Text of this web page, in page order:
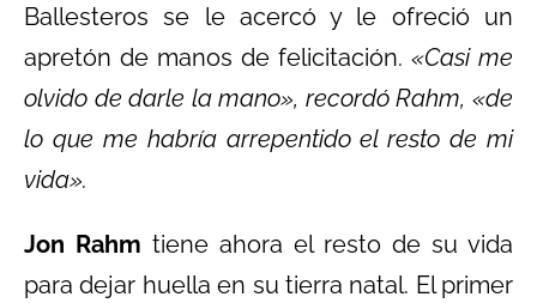
Ballesteros se le acercó y le ofreció un
apretón de manos de felicitación. «Casi me
olvido de darle la mano», recordó Rahm, «de
lo que me habría arrepentido el resto de mi
vida».
Jon Rahm tiene ahora el resto de su vida
para dejar huella en su tierra natal. El primer